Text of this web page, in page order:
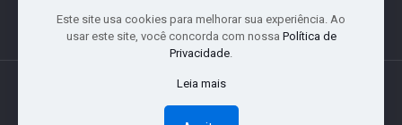
Este site usa cookies para melhorar sua experiência. Ao
usar este site, você concorda com nossa Política de
Privacidade.
Leia mais